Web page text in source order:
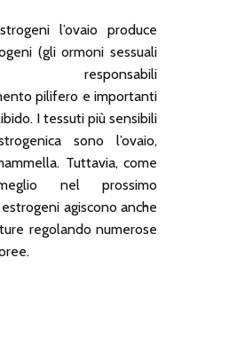
l’ovaio produce
(gli ormoni sessuali
responsabili
pilifero e importanti
I tessuti più sensibili
sono l’ovaio,
Tuttavia, come
nel prossimo
agiscono anche
regolando numerose